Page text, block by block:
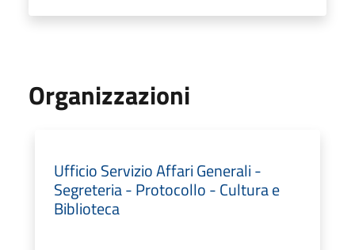
Organizzazioni
Ufficio Servizio Affari Generali -
Segreteria - Protocollo - Cultura e
Biblioteca